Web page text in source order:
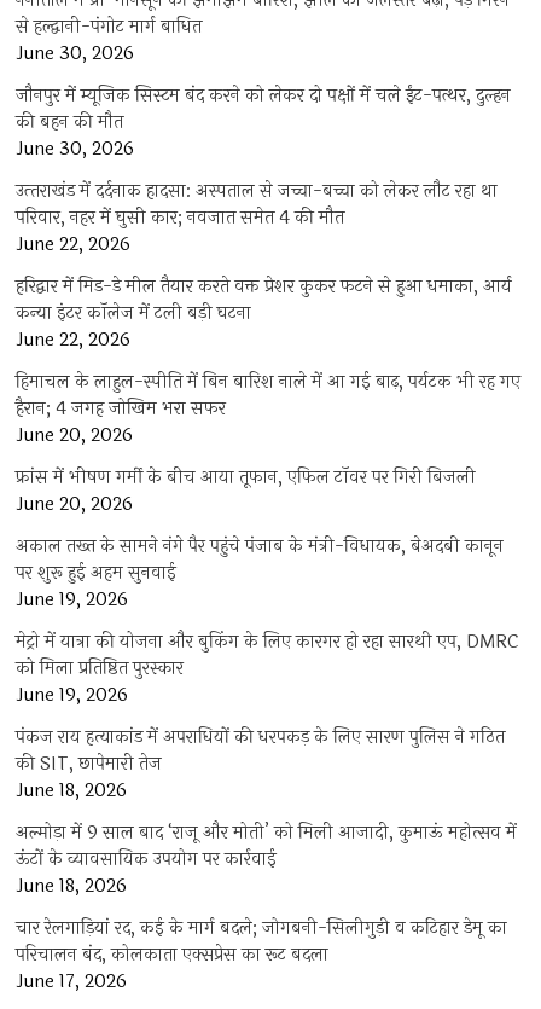
से हल्द्वानी-पंगोट मार्ग बाधित
June 30, 2026
जौनपुर में म्यूजिक सिस्टम बंद करने को लेकर दो पक्षों में चले ईंट-पत्थर, दुल्हन
की बहन की मौत
June 30, 2026
उत्‍तराखंड में दर्दनाक हादसा: अस्पताल से जच्चा-बच्चा को लेकर लौट रहा था
परिवार, नहर में घुसी कार; नवजात समेत 4 की मौत
June 22, 2026
हरिद्वार में मिड-डे मील तैयार करते वक्त प्रेशर कुकर फटने से हुआ धमाका, आर्य
कन्या इंटर कॉलेज में टली बड़ी घटना
June 22, 2026
हिमाचल के लाहुल-स्पीति में बिन बारिश नाले में आ गई बाढ़, पर्यटक भी रह गए
हैरान; 4 जगह जोखिम भरा सफर
June 20, 2026
फ्रांस में भीषण गर्मी के बीच आया तूफान, एफिल टॉवर पर गिरी बिजली
June 20, 2026
अकाल तख्त के सामने नंगे पैर पहुंचे पंजाब के मंत्री-विधायक, बेअदबी कानून
पर शुरू हुई अहम सुनवाई
June 19, 2026
मेट्रो में यात्रा की योजना और बुकिंग के लिए कारगर हो रहा सारथी एप, DMRC
को मिला प्रतिष्ठित पुरस्कार
June 19, 2026
पंकज राय हत्याकांड में अपराधियों की धरपकड़ के लिए सारण पुलिस ने गठित
की SIT, छापेमारी तेज
June 18, 2026
अल्मोड़ा में 9 साल बाद ‘राजू और मोती’ को मिली आजादी, कुमाऊं महोत्सव में
ऊंटों के व्यावसायिक उपयोग पर कार्रवाई
June 18, 2026
चार रेलगाड़ियां रद, कई के मार्ग बदले; जोगबनी-सिलीगुड़ी व कटिहार डेमू का
परिचालन बंद, कोलकाता एक्सप्रेस का रूट बदला
June 17, 2026